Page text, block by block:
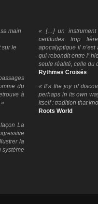
main
sur le
du
à
La
la
système
« […] un instrument
certitudes trop
apocalyptique il
qui rebondit entre l’
seule réalité, celle du
Rythmes Croisés
« It’s the joy of
perhaps in its own
itself : tradition that
Roots World